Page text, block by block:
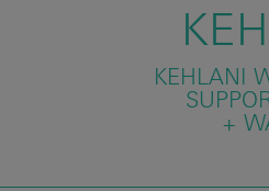
KEHLANI
+